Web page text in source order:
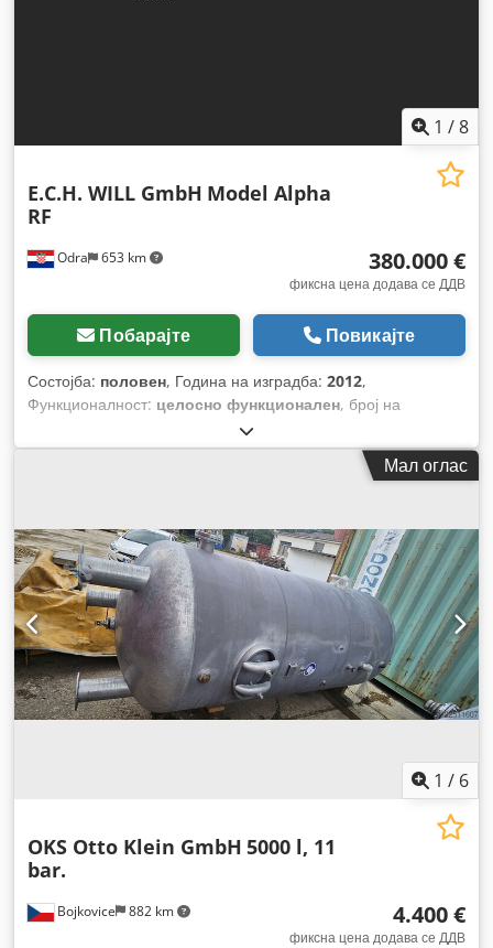
1 /8
Odra 653 km
E.C.H. WILL GmbH Model Alpha
RF
380.000 €
фиксна цена додава се ДДВ
Побарајте Повикајте
Состојба: половен, Година на изградба: 2012,
Функционалност: целосно функционален, број на
Мал оглас
1 / 6
Bojkovice 882 km
OKS Otto Klein GmbH 5000 l, 11
bar.
4.400 €
фиксна цена додава се ДДВ